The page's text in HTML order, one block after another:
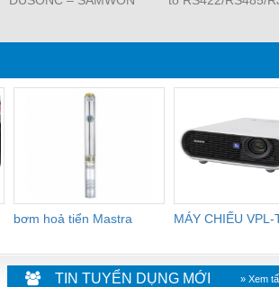
bơm hoả tiển Mastra MÁY CHIẾU VPL-
TIN TUYỂN DỤNG MỚI » Xem